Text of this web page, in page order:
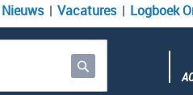
Nieuws Vacatures Logboek
Zoek